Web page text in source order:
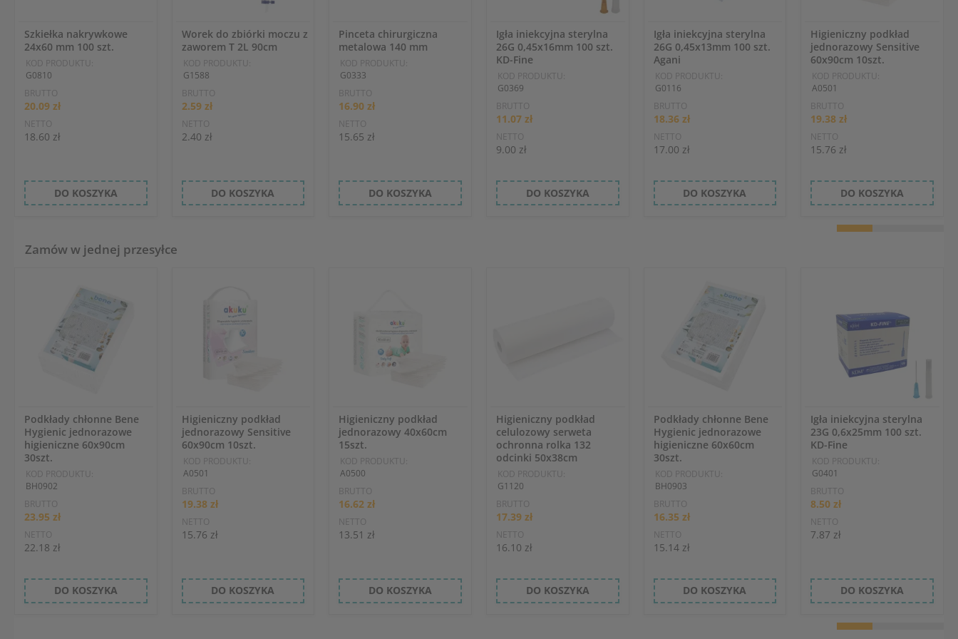
Szkiełka nakrywkowe
24x60 mm 100 szt.
KOD PRODUKTU:
G0810
BRUTTO
20.09 zł
NETTO
18.60 zł
DO KOSZYKA
Worek do zbiórki moczu z
zaworem T 2L 90cm
KOD PRODUKTU:
G1588
BRUTTO
2.59 zł
NETTO
2.40 zł
DO KOSZYKA
Pinceta chirurgiczna
metalowa 140 mm
KOD PRODUKTU:
G0333
BRUTTO
16.90 zł
NETTO
15.65 zł
DO KOSZYKA
Igła iniekcyjna sterylna
26G 0,45x16mm 100 szt.
KD-Fine
KOD PRODUKTU:
G0369
BRUTTO
11.07 zł
NETTO
9.00 zł
DO KOSZYKA
Igła iniekcyjna sterylna
26G 0,45x13mm 100 szt.
Agani
KOD PRODUKTU:
G0116
BRUTTO
18.36 zł
NETTO
17.00 zł
DO KOSZYKA
Higieniczny podkład
jednorazowy Sensitive
60x90cm 10szt.
KOD PRODUKTU:
A0501
BRUTTO
19.38 zł
NETTO
15.76 zł
DO KOSZYKA
Zamów w jednej przesyłce
Podkłady chłonne Bene
Hygienic jednorazowe
higieniczne 60x90cm
30szt.
KOD PRODUKTU:
BH0902
BRUTTO
23.95 zł
NETTO
22.18 zł
DO KOSZYKA
Higieniczny podkład
jednorazowy Sensitive
60x90cm 10szt.
KOD PRODUKTU:
A0501
BRUTTO
19.38 zł
NETTO
15.76 zł
DO KOSZYKA
Higieniczny podkład
jednorazowy 40x60cm
15szt.
KOD PRODUKTU:
A0500
BRUTTO
16.62 zł
NETTO
13.51 zł
DO KOSZYKA
Higieniczny podkład
celulozowy serweta
ochronna rolka 132
odcinki 50x38cm
KOD PRODUKTU:
G1120
BRUTTO
17.39 zł
NETTO
16.10 zł
DO KOSZYKA
Podkłady chłonne Bene
Hygienic jednorazowe
higieniczne 60x60cm
30szt.
KOD PRODUKTU:
BH0903
BRUTTO
16.35 zł
NETTO
15.14 zł
DO KOSZYKA
Igła iniekcyjna sterylna
23G 0,6x25mm 100 szt.
KD-Fine
KOD PRODUKTU:
G0401
BRUTTO
8.50 zł
NETTO
7.87 zł
DO KOSZYKA